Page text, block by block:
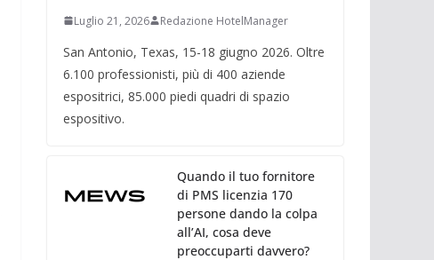
Luglio 21, 2026 Redazione HotelManager
San Antonio, Texas, 15-18 giugno 2026. Oltre
6.100 professionisti, più di 400 aziende
espositrici, 85.000 piedi quadri di spazio
espositivo.
Quando il tuo fornitore
di PMS licenzia 170
persone dando la colpa
all’AI, cosa deve
preoccuparti davvero?